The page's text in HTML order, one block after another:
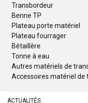
Transbordeur
Benne TP
Plateau porte matériel
Plateau fourrager
Bétaillère
Tonne à eau
Autres matériels de
Accessoires matériel de
ACTUALITÉS